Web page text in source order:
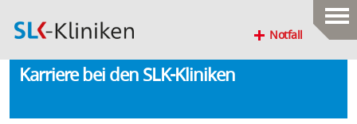
Notfall
Karriere bei den SLK-Kliniken